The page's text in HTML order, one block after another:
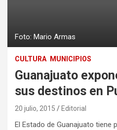
Foto: Mario Armas
CULTURA MUNICIPIOS
Guanajuato
sus destinos en
20 julio, 2015 Editorial
El Estado de Guanajuato tiene